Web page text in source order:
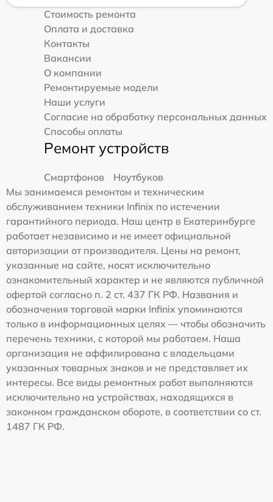
Стоимость ремонта
Оплата и доставка
Контакты
Вакансии
О компании
Ремонтируемые модели
Наши услуги
Согласие на обработку персональных данных
Способы оплаты
Ремонт устройств
Смартфонов
Ноутбуков
Мы занимаемся ремонтом и техническим
обслуживанием техники Infinix по истечении
гарантийного периода. Наш центр в Екатеринбурге
работает независимо и не имеет официальной
авторизации от производителя. Цены на ремонт,
указанные на сайте, носят исключительно
ознакомительный характер и не являются публичной
офертой согласно п. 2 ст. 437 ГК РФ. Названия и
обозначения торговой марки Infinix упоминаются
только в информационных целях — чтобы обозначить
перечень техники, с которой мы работаем. Наша
организация не аффилирована с владельцами
указанных товарных знаков и не представляет их
интересы. Все виды ремонтных работ выполняются
исключительно на устройствах, находящихся в
законном гражданском обороте, в соответствии со ст.
1487 ГК РФ.